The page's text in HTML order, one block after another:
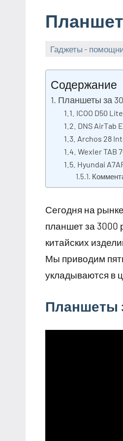
Гаджеты -
Содержание
Планшеты за
ICOO D50
DNS AirTab
Archos 28
Wexler TAB
Hyundai
Сегодня на
планшет за 3000
китайских
Мы приводим
укладываются в
Планшеты